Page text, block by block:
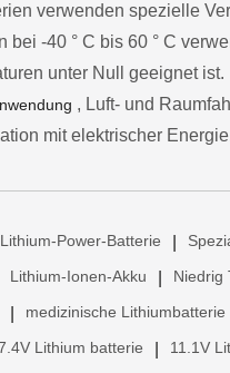
verwenden spezielle
bei -40 ° C bis 60 ° C
unter Null geeignet ist.
, Luft- und
mit elektrischer
Lithium-Power-Batterie
Lithium-Ionen-Akku Niedrig
medizinische Lithiumbatterie
Lithium batterie 11.1V